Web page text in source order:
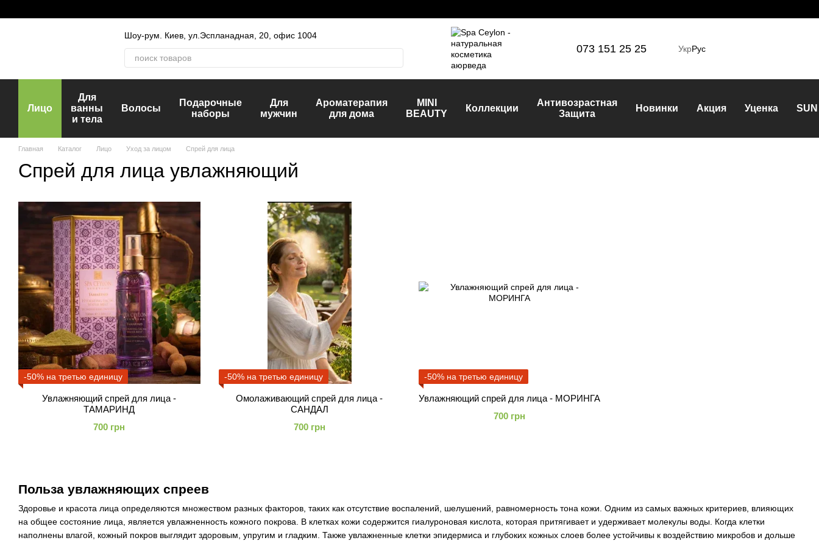
Шоу-рум. Киев, ул.Эспланадная, 20, офис 1004
073 151 25 25 УкрРус
Лицо
Для
ванны
и тела
Волосы
Подарочные
наборы
Для
мужчин
Ароматерапия
для дома
MINI
BEAUTY
Коллекции
Антивозрастная
Защита
Новинки Акция Уценка SUN
Главная Каталог Лицо Уход за лицом Спрей для лица
Спрей для лица увлажняющий
Польза увлажняющих спреев
Здоровье и красота лица определяются множеством разных факторов, таких как отсутствие воспалений, шелушений, равномерность тона кожи. Одним из самых важных критериев, влияющих
на общее состояние лица, является увлажненность кожного покрова. В клетках кожи содержится гиалуроновая кислота, которая притягивает и удерживает молекулы воды. Когда клетки
наполнены влагой, кожный покров выглядит здоровым, упругим и гладким. Также увлажненные клетки эпидермиса и глубоких кожных слоев более устойчивы к воздействию микробов и дольше
-50% на третью единицу
Увлажняющий спрей для лица -
ТАМАРИНД
700 грн
-50% на третью единицу
Омолаживающий спрей для лица -
САНДАЛ
700 грн
-50% на третью единицу
Увлажняющий спрей для лица - МОРИНГА
700 грн